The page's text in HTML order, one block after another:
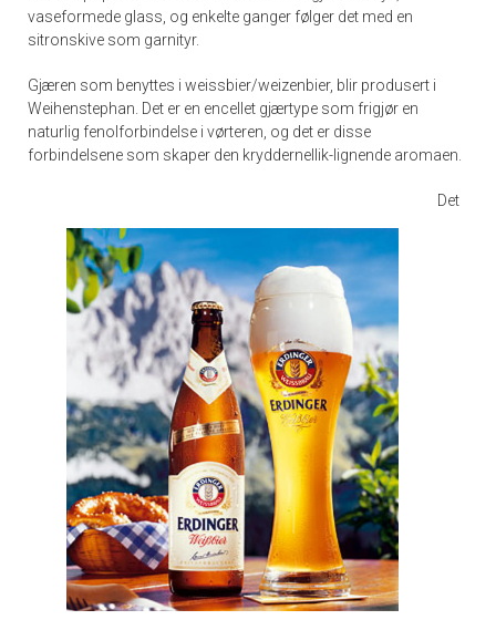
vaseformede glass, og enkelte ganger følger det med en
sitronskive som garnityr.
Gjæren som benyttes i weissbier/weizenbier, blir produsert i
Weihenstephan. Det er en encellet gjærtype som frigjør en
naturlig fenolforbindelse i vørteren, og det er disse
forbindelsene som skaper den kryddernellik-lignende aromaen.
Det